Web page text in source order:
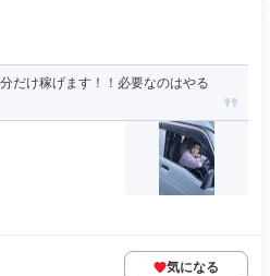
だけ稼げます！！必要なのはやる
気になる